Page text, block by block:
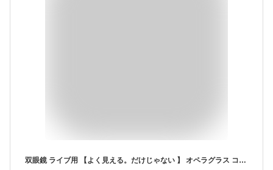
双眼鏡 ライブ用 【よく見える。だけじゃない 】 オペラグラス コンサート 観劇 (BULLPEN®) 最軽量 10倍 宝塚 人間工学アイカップ (花組)